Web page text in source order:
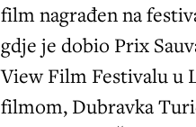
film nagrađen na
gdje je dobio Prix
View Film Festivalu u
filmom, Dubravka